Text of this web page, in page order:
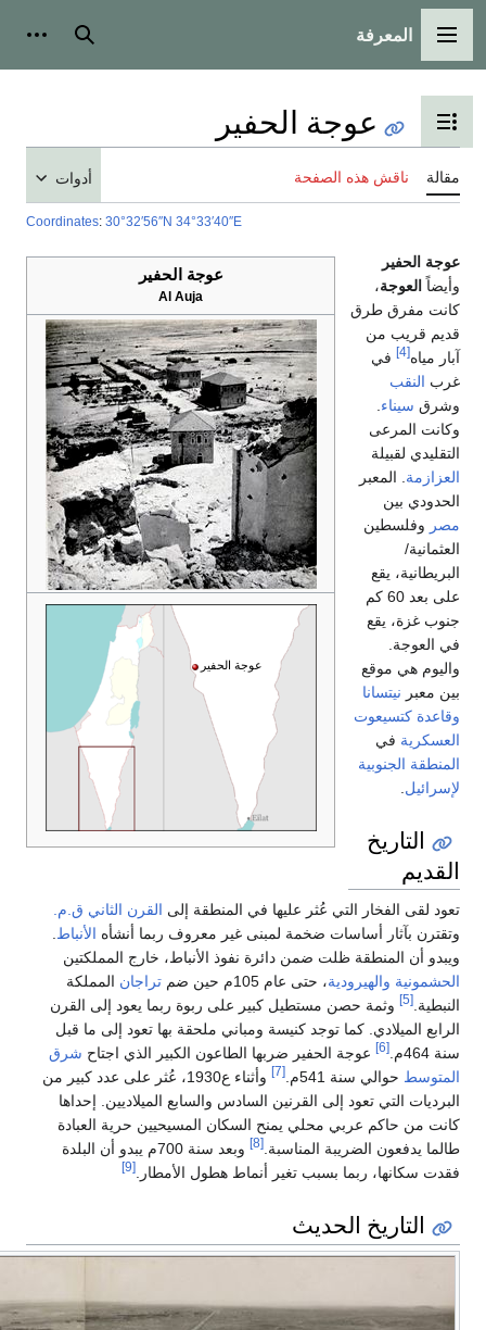
بحث
أدوات
القرن الثاني ق.م.
ربما أنشأهالأنباط.
خارج المملكتين
تراجانالمملكة
يعود إلى القرن
تعود إلى ما قبل
الذي اجتاحشرق
ع1930، عُثر على عدد كبير من
إحداها
حرية العبادة
وبعد سنة 700م يبدو أن البلدة